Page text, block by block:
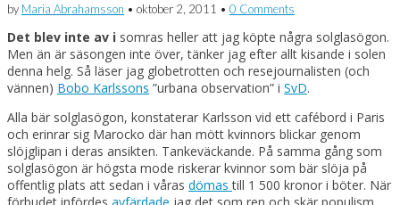
by Maria Abrahamsson • oktober 2, 2011 • 0 Comments
Det blev inte av i somras heller att jag köpte några solglasögon.
Men än är säsongen inte över, tänker jag efter allt kisande i solen
denna helg. Så läser jag globetrotten och resejournalisten (och
vännen) Bobo Karlssons ”urbana observation” i SvD.
Alla bär solglasögon, konstaterar Karlsson vid ett cafébord i Paris
och erinrar sig Marocko där han mött kvinnors blickar genom
slöjglipan i deras ansikten. Tankeväckande. På samma gång som
solglasögon är högsta mode riskerar kvinnor som bär slöja på
offentlig plats att sedan i våras dömastill 1 500 kronor i böter. När